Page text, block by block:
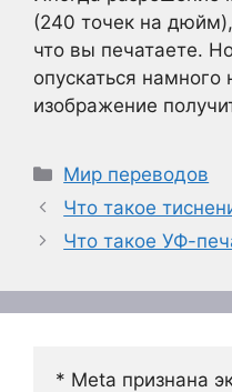
(240 точек на
что вы печатаете.
опускаться
изображение
Рубрики
Мир переводов
Что такое
Что такое УФ-
* Meta признана